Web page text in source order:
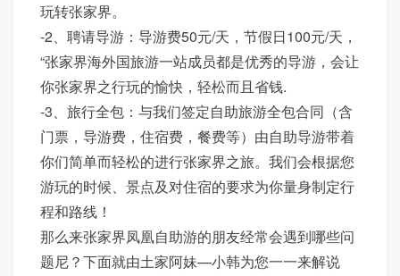
玩转张家界。
-2、聘请导游：导游费50元/天，节假日100元/天，
“张家界海外国旅游一站成员都是优秀的导游，会让
你张家界之行玩的愉快，轻松而且省钱.
-3、旅行全包：与我们签定自助旅游全包合同（含
门票，导游费，住宿费，餐费等）由自助导游带着
你们简单而轻松的进行张家界之旅。我们会根据您
游玩的时候、景点及对住宿的要求为你量身制定行
程和路线！
那么来张家界凤凰自助游的朋友经常会遇到哪些问
题尼？下面就由土家阿妹—小韩为您一一来解说